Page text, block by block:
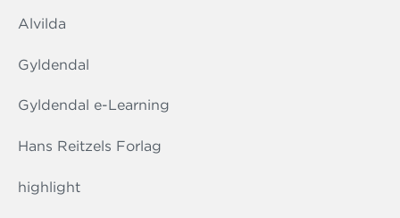
Alvilda
Gyldendal
Gyldendal e-Learning
Hans Reitzels Forlag
highlight